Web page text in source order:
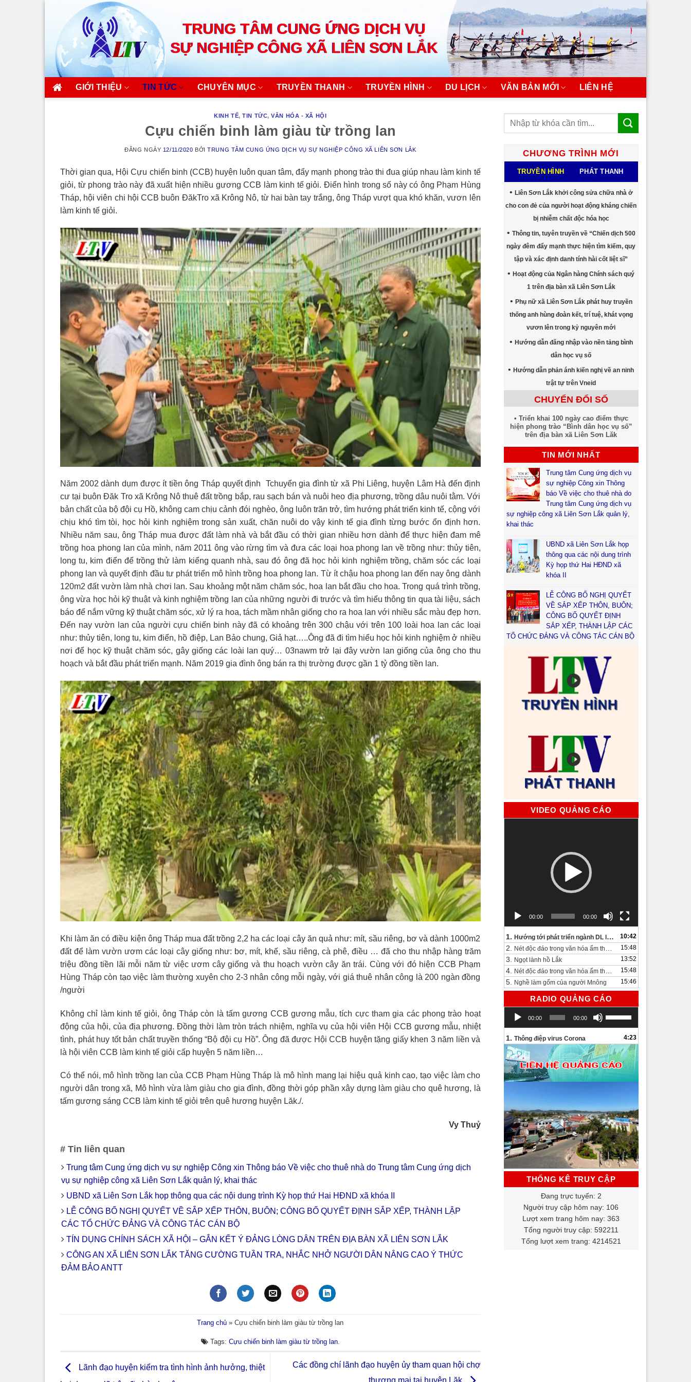
content
TRUNG TÂM CUNG ỨNG DỊCH VỤ
SỰ NGHIỆP CÔNG XÃ LIÊN SƠN LẮK
GIỚI THIỆU TIN TỨC CHUYÊN MỤC TRUYỀN THANH TRUYỀN HÌNH DU LỊCH VĂN BẢN MỚI LIÊN HỆ
KINH TẾ,TIN TỨC,VĂN HÓA - XÃ HỘI
Cựu chiến binh làm giàu từ trồng lan
ĐĂNG NGÀY 12/11/2020 BỞITRUNG TÂM CUNG ỨNG DỊCH VỤ SỰ NGHIỆP CÔNG XÃ LIÊN SƠN LẮK
Thời gian qua, Hội Cựu chiến binh (CCB) huyện luôn quan tâm, đẩy mạnh phong trào thi đua giúp nhau làm kinh tế
giỏi, từ phong trào này đã xuất hiện nhiều gương CCB làm kinh tế giỏi. Điển hình trong số này có ông Phạm Hùng
Tháp, hội viên chi hội CCB buôn ĐăkTro xã Krông Nô, từ hai bàn tay trắng, ông Tháp vượt qua khó khăn, vươn lên
làm kinh tế giỏi.
Năm 2002 dành dụm được ít tiền ông Tháp quyết định Tchuyển gia đình từ xã Phi Liêng, huyện Lâm Hà đến định
cư tại buôn Đăk Tro xã Krông Nô thuê đất trồng bắp, rau sạch bán và nuôi heo địa phương, trồng dâu nuôi tằm. Với
bản chất của bộ đội cụ Hồ, không cam chịu cảnh đói nghèo, ông luôn trăn trở, tìm hướng phát triển kinh tế, cộng với
chịu khó tìm tòi, học hỏi kinh nghiệm trong sản xuất, chăn nuôi do vậy kinh tế gia đình từng bước ổn định hơn.
Nhiều năm sau, ông Tháp mua được đất làm nhà và bắt đầu có thời gian nhiều hơn dành để thực hiện đam mê
trồng hoa phong lan của mình, năm 2011 ông vào rừng tìm và đưa các loại hoa phong lan về trồng như: thủy tiên,
long tu, kim điển để trồng thử làm kiểng quanh nhà, sau đó ông đã học hỏi kinh nghiệm trồng, chăm sóc các loại
phong lan và quyết định đầu tư phát triển mô hình trồng hoa phong lan. Từ ít chậu hoa phong lan đến nay ông dành
120m2 đất vườn làm nhà chơi lan. Sau khoảng một năm chăm sóc, hoa lan bắt đầu cho hoa. Trong quá trình trồng,
ông vừa học hỏi kỹ thuật và kinh nghiệm trồng lan của những người đi trước và tìm hiểu thông tin qua tài liệu, sách
báo để nắm vững kỹ thuật chăm sóc, xử lý ra hoa, tách mầm nhân giống cho ra hoa lan với nhiều sắc màu đẹp hơn.
Đến nay vườn lan của người cựu chiến binh này đã có khoảng trên 300 chậu với trên 100 loài hoa lan các loại
như: thủy tiên, long tu, kim điển, hồ điệp, Lan Bảo chung, Giả hạt…..Ông đã đi tìm hiểu học hỏi kinh nghiệm ở nhiều
nơi để học kỹ thuật chăm sóc, gây giống các loài lan quý… 03nawm trở lại đây vườn lan giống của ông cho thu
hoạch và bắt đầu phát triển mạnh. Năm 2019 gia đình ông bán ra thị trường được gần 1 tỷ đồng tiền lan.
Khi làm ăn có điều kiện ông Tháp mua đất trồng 2,2 ha các loại cây ăn quả như: mít, sầu riêng, bơ và dành 1000m2
đất để làm vườn ươm các loại cây giống như: bơ, mít, khế, sầu riêng, cà phê, điều … đã cho thu nhập hàng trăm
triệu đồng tiền lãi mỗi năm từ việc ươm cây giống và thu hoạch vườn cây ăn trái. Cùng với đó hiện CCB Phạm
Hùng Tháp còn tạo việc làm thường xuyên cho 2-3 nhân công mỗi ngày, với giá thuê nhân công là 200 ngàn đồng
/người
Không chỉ làm kinh tế giỏi, ông Tháp còn là tấm gương CCB gương mẫu, tích cực tham gia các phong trào hoạt
động của hội, của địa phương. Đồng thời làm tròn trách nhiệm, nghĩa vụ của hội viên Hội CCB gương mẫu, nhiệt
tình, phát huy tốt bản chất truyền thống “Bộ đội cụ Hồ”. Ông đã được Hội CCB huyện tặng giấy khen 3 năm liền và
là hội viên CCB làm kinh tế giỏi cấp huyện 5 năm liền…
Có thể nói, mô hình trồng lan của CCB Phạm Hùng Tháp là mô hình mang lại hiệu quả kinh cao, tạo việc làm cho
người dân trong xã, Mô hình vừa làm giàu cho gia đình, đồng thời góp phần xây dựng làm giàu cho quê hương, là
tấm gương sáng CCB làm kinh tế giỏi trên quê hương huyện Lăk./.
Vy Thuỷ
# Tin liên quan
Trung tâm Cung ứng dịch vụ sự nghiệp Công xin Thông báo Về việc cho thuê nhà do Trung tâm Cung ứng dịch
vụ sự nghiệp công xã Liên Sơn Lắk quản lý, khai thác
UBND xã Liên Sơn Lắk họp thông qua các nội dung trình Kỳ họp thứ Hai HĐND xã khóa II
LỄ CÔNG BỐ NGHỊ QUYẾT VỀ SẮP XẾP THÔN, BUÔN; CÔNG BỐ QUYẾT ĐỊNH SẮP XẾP, THÀNH LẬP
CÁC TỔ CHỨC ĐẢNG VÀ CÔNG TÁC CÁN BỘ
TÍN DỤNG CHÍNH SÁCH XÃ HỘI – GẮN KẾT Ý ĐẢNG LÒNG DÂN TRÊN ĐỊA BÀN XÃ LIÊN SƠN LẮK
CÔNG AN XÃ LIÊN SƠN LẮK TĂNG CƯỜNG TUẦN TRA, NHẮC NHỞ NGƯỜI DÂN NÂNG CAO Ý THỨC
ĐẢM BẢO ANTT
Trang chủ »Cựu chiến binh làm giàu từ trồng lan
Tags: Cựu chiến binh làm giàu từ trồng lan.
Lãnh đạo huyện kiểm tra tình hình ảnh hưởng, thiệt
Các đồng chí lãnh đạo huyện ủy tham quan hội chợ
thương mại tại huyện Lăk
CHƯƠNG TRÌNH MỚI
TRUYỀN HÌNH PHÁT THANH
Liên Sơn Lắk khởi công sửa chữa nhà ở
cho con đẻ của người hoạt động kháng chiến
bị nhiễm chất độc hóa học
Thông tin, tuyên truyền về “Chiến dịch 500
ngày đêm đẩy mạnh thực hiện tìm kiếm, quy
tập và xác định danh tính hài cốt liệt sĩ”
Hoạt động của Ngân hàng Chính sách quý
1 trên địa bàn xã Liên Sơn Lắk
Phụ nữ xã Liên Sơn Lắk phát huy truyền
thống anh hùng đoàn kết, trí tuệ, khát vọng
vươn lên trong kỷ nguyên mới
Hướng dẫn đăng nhập vào nền tảng bình
dân học vụ số
Hướng dẫn phản ánh kiến nghị về an ninh
trật tự trên Vneid
CHUYỂN ĐỔI SỐ
Triển khai 100 ngày cao điểm thực
hiện phong trào “Bình dân học vụ số”
trên địa bàn xã Liên Sơn Lăk
TIN MỚI NHẤT
Trung tâm Cung ứng dịch vụ
sự nghiệp Công xin Thông
báo Về việc cho thuê nhà do
Trung tâm Cung ứng dịch vụ
sự nghiệp công xã Liên Sơn Lắk quản lý,
khai thác
UBND xã Liên Sơn Lắk họp
thông qua các nội dung trình
Kỳ họp thứ Hai HĐND xã
khóa II
LỄ CÔNG BỐ NGHỊ QUYẾT
VỀ SẮP XẾP THÔN, BUÔN;
CÔNG BỐ QUYẾT ĐỊNH
SẮP XẾP, THÀNH LẬP CÁC
TỔ CHỨC ĐẢNG VÀ CÔNG TÁC CÁN BỘ
VIDEO QUẢNG CÁO
00:00 00:00
1. Hướng tới phát triển ngành DL lâu dài và bền vững 10:42
2. Nét độc đáo trong văn hóa ẩm thực bên bờ hồ Lắk. 15:48
3. Ngọt lành hồ Lắk 13:52
4. Nét độc đáo trong văn hóa ẩm thực bên bờ hồ Lắk 15:48
5. Nghề làm gốm của người Mnông 15:46
RADIO QUẢNG CÁO
Trình
chơi
00:00 00:00
phím
mũi
tên
Lên/Xuống
tăng
hoặc
giảm
âm
lượng.
1. Thông điệp virus Corona 4:23
THỐNG KÊ TRUY CẬP
Đang trực tuyến: 2
Người truy cập hôm nay: 106
Lượt xem trang hôm nay: 363
Tổng người truy cập: 592211
Tổng lượt xem trang: 4214521